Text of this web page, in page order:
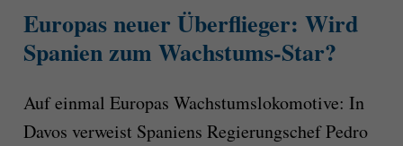
Europas neuer Überflieger: Wird
Spanien zum Wachstums-Star?
Auf einmal Europas Wachstumslokomotive: In
Davos verweist Spaniens Regierungschef Pedro